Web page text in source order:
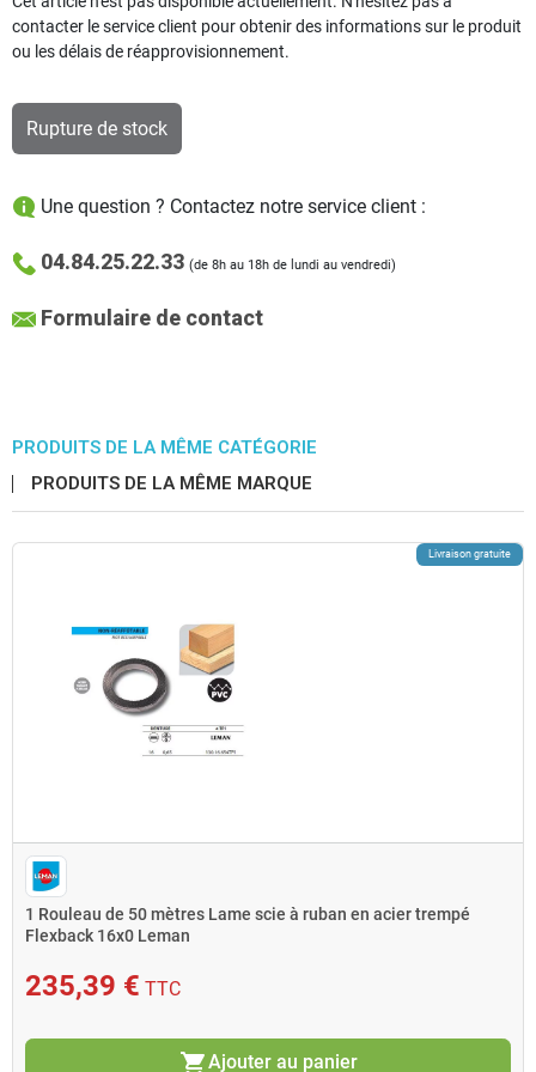
contacter le service client pour obtenir des informations sur le produit
ou les délais de réapprovisionnement.
Rupture de stock
Une question ? Contactez notre service client :
04.84.25.22.33 (de 8h au 18h de lundi au vendredi)
Formulaire de contact
PRODUITS DE LA MÊME CATÉGORIE
PRODUITS DE LA MÊME MARQUE
Livraison gratuite
1 Rouleau de 50 mètres Lame scie à ruban en acier trempé
Flexback 16x0 Leman
235,39 € TTC
shopping_cartAjouter au panier